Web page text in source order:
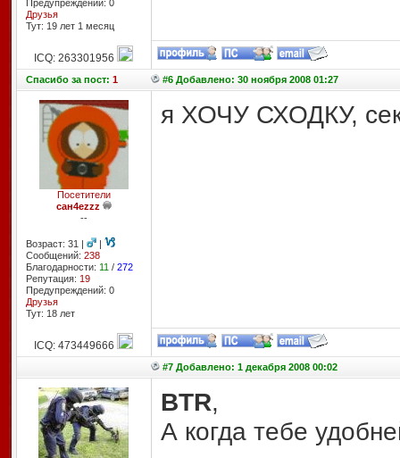
Предупреждений: 0
Друзья
Тут: 19 лет 1 месяц
ICQ: 263301956
Спасибоза пост: 1 #6 Добавлено: 30 ноября 2008 01:27
Посетители
сан4еzzz
--
Возраст: 31 |
|
Сообщений: 238
Благодарности: 11 / 272
Репутация: 19
Предупреждений: 0
Друзья
Тут: 18 лет
я ХОЧУ СХОДКУ,
ICQ: 473449666
#7 Добавлено: 1 декабря 2008 00:02
BTR,
А когда тебе